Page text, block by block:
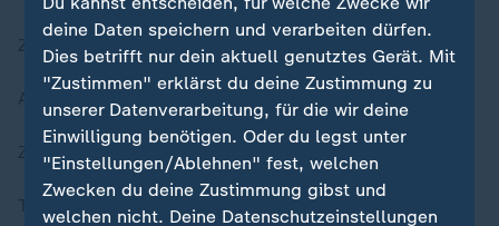
Zuletzt veröffentlicht
Aktuelle Sendungs-Videos
ZDFheute Stories
Themen im Überblick
deine Daten speichern und verarbeiten dürfen.
Dies betrifft nur dein aktuell genutztes Gerät. Mit
"Zustimmen" erklärst du deine Zustimmung zu
unserer Datenverarbeitung, für die wir deine
Einwilligung benötigen. Oder du legst unter
"Einstellungen/Ablehnen" fest, welchen
Zwecken du deine Zustimmung gibst und
welchen nicht. Deine Datenschutzeinstellungen